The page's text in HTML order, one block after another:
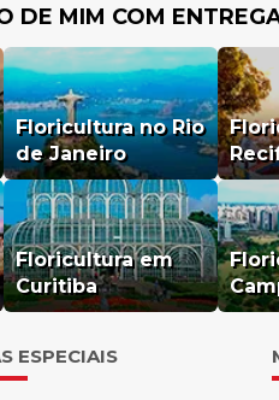
DE MIM COM
Floricultura no Rio
de Janeiro
Floricultura em
Curitiba
ESPECIAIS